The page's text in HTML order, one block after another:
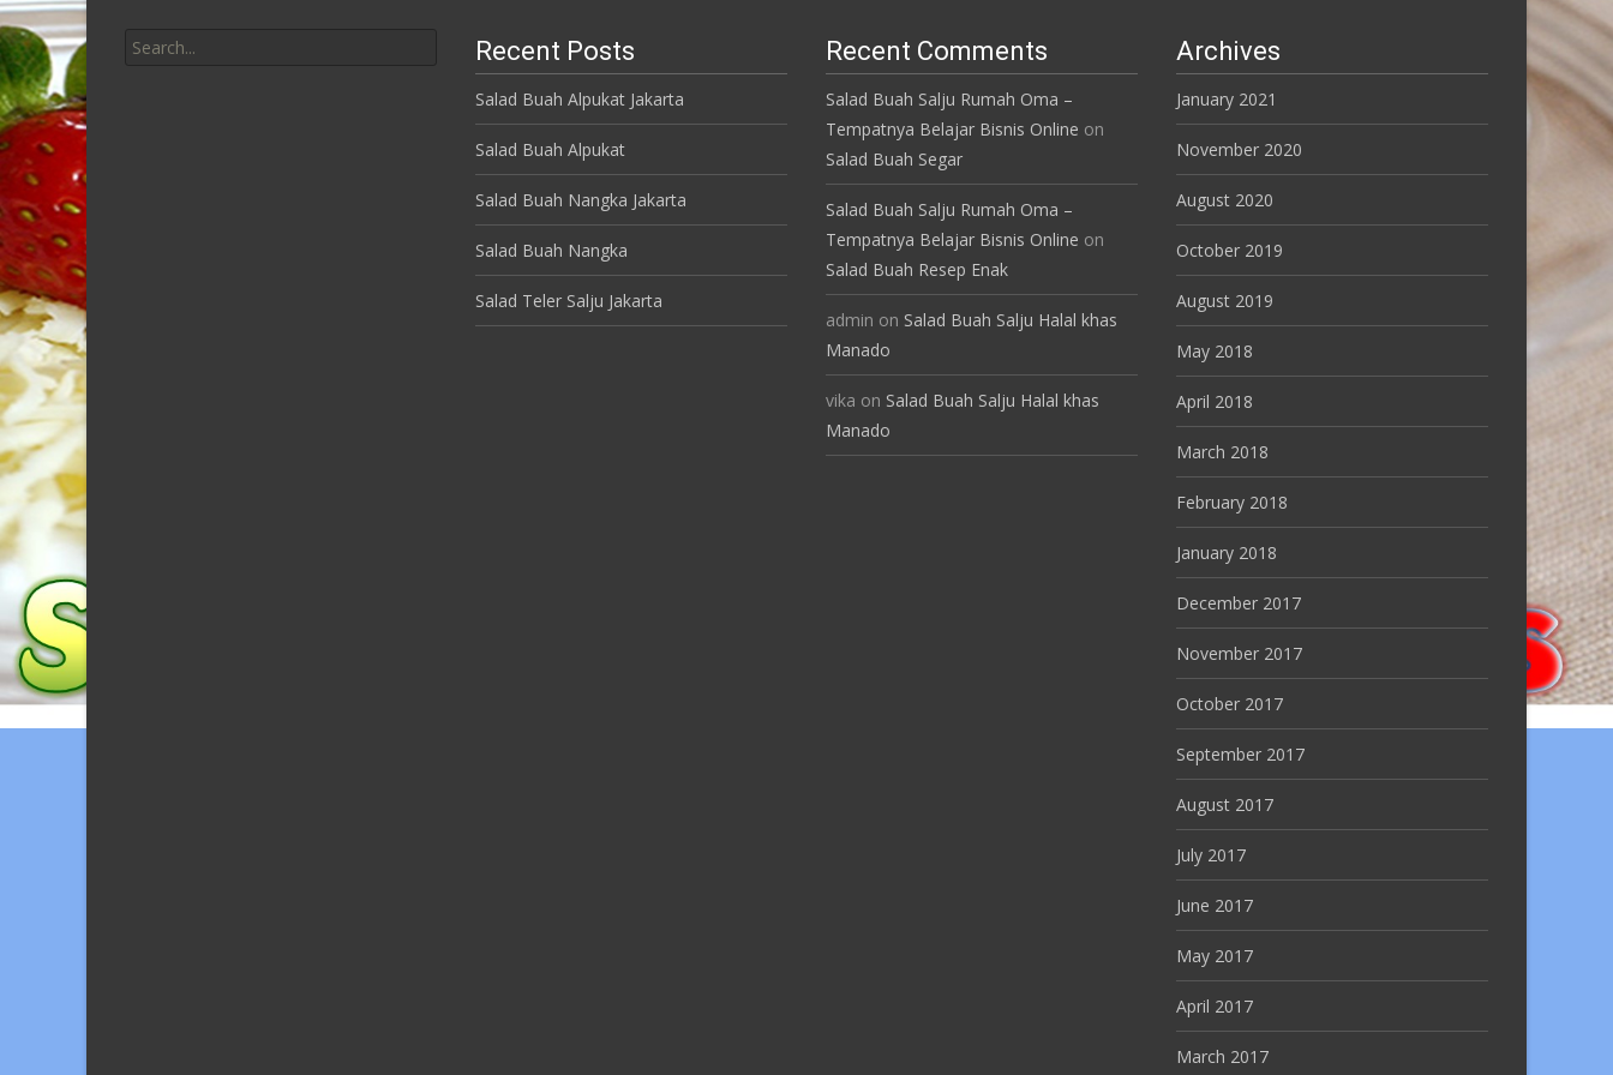
k p
for:
Recent Posts
Salad Buah Alpukat Jakarta
Salad Buah Alpukat
Salad Buah Nangka Jakarta
Salad Buah Nangka
Salad Teler Salju Jakarta
Recent Comments
Salad Buah Salju Rumah Oma –
Tempatnya Belajar Bisnis Online on
Salad Buah Segar
Salad Buah Salju Rumah Oma –
Tempatnya Belajar Bisnis Online on
Salad Buah Resep Enak
admin on Salad Buah Salju Halal khas
Manado
vika on Salad Buah Salju Halal khas
Manado
Archives
January 2021
November 2020
August 2020
October 2019
August 2019
May 2018
April 2018
March 2018
February 2018
January 2018
December 2017
November 2017
October 2017
September 2017
August 2017
July 2017
June 2017
May 2017
April 2017
March 2017